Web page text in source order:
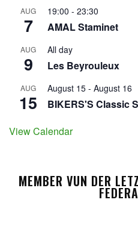
AUG
7
19:00 - 23:30
AMAL Staminet
AUG
9
All day
Les Beyrouleux
AUG
15
August 15 - August 16
BIKERS'S Classic
View Calendar
MEMBER VUN DER